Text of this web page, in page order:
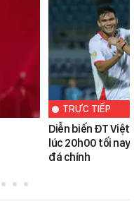
TRỰC TIẾP
Diễn biến ĐT Việt
lúc 20h00 tối
đá chính